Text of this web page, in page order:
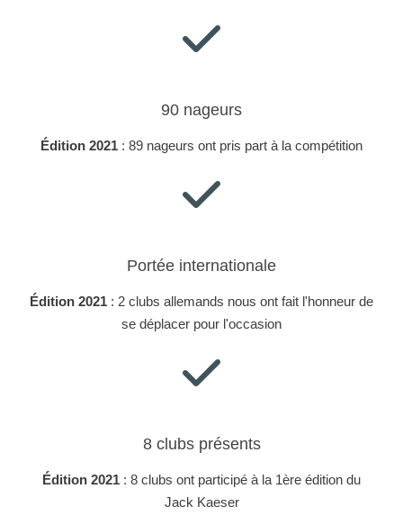
90 nageurs
Édition 2021 : 89 nageurs ont pris part à la compétition
Portée internationale
Édition 2021 : 2 clubs allemands nous ont fait l'honneur de
se déplacer pour l'occasion
8 clubs présents
Édition 2021 : 8 clubs ont participé à la 1ère édition du
Jack Kaeser